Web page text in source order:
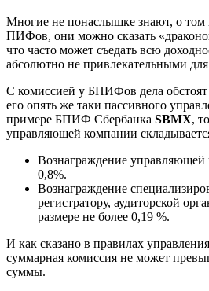
Многие не понаслышке знают, о том
ПИФов, они можно сказать
что часто может съедать всю
абсолютно не привлекательными
С комиссией у БПИФов дела обстоят
его опять же таки пассивного
примере БПИФ Сбербанка SBMX,
управляющей компании
Вознаграждение управляющей
0,8%.
Вознаграждение
регистратору, аудиторской
размере не более 0,19 %.
И как сказано в правилах
суммарная комиссия не может
суммы.